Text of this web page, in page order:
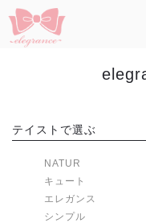
テイストで選ぶ
NATUR
キュート
エレガンス
シンプル